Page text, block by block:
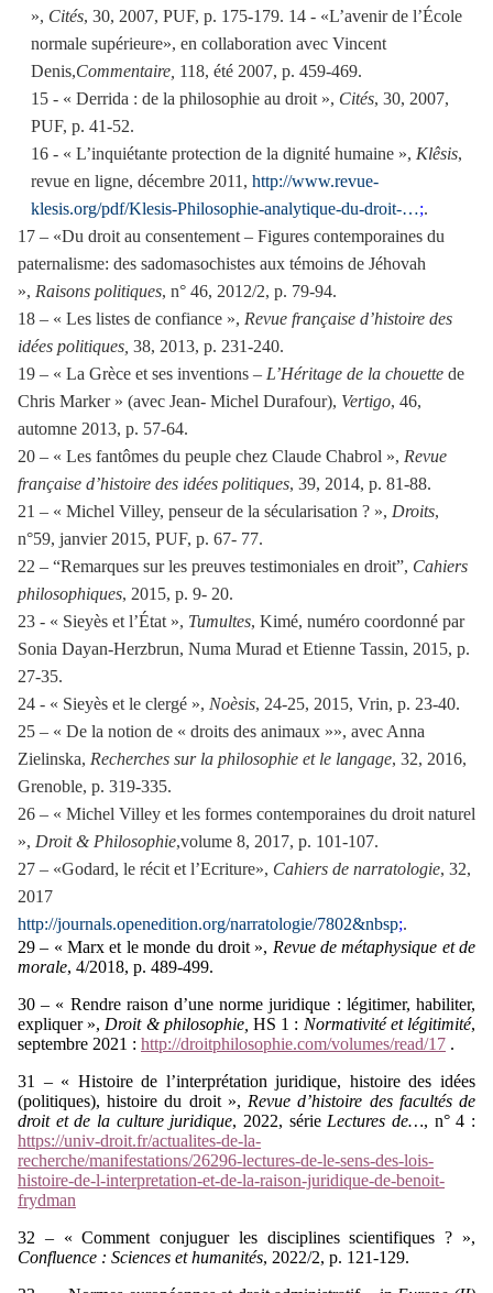
», Cités, 30, 2007, PUF, p. 175-179. 14 - «L’avenir de l’École
normale supérieure», en collaboration avec Vincent
Denis,Commentaire, 118, été 2007, p. 459-469.
15 - « Derrida : de la philosophie au droit », Cités, 30, 2007,
PUF, p. 41-52.
16 - « L’inquiétante protection de la dignité humaine », Klêsis,
revue en ligne, décembre 2011, http://www.revue-
klesis.org/pdf/Klesis-Philosophie-analytique-du-droit-…;.
17 – «Du droit au consentement – Figures contemporaines du
paternalisme: des sadomasochistes aux témoins de Jéhovah
», Raisons politiques, n° 46, 2012/2, p. 79-94.
18 – « Les listes de confiance », Revue française d’histoire des
idées politiques, 38, 2013, p. 231-240.
19 – « La Grèce et ses inventions – L’Héritage de la chouette de
Chris Marker » (avec Jean- Michel Durafour), Vertigo, 46,
automne 2013, p. 57-64.
20 – « Les fantômes du peuple chez Claude Chabrol », Revue
française d’histoire des idées politiques, 39, 2014, p. 81-88.
21 – « Michel Villey, penseur de la sécularisation ? », Droits,
n°59, janvier 2015, PUF, p. 67- 77.
22 – “Remarques sur les preuves testimoniales en droit”, Cahiers
philosophiques, 2015, p. 9- 20.
23 - « Sieyès et l’État », Tumultes, Kimé, numéro coordonné par
Sonia Dayan-Herzbrun, Numa Murad et Etienne Tassin, 2015, p.
27-35.
24 - « Sieyès et le clergé », Noèsis, 24-25, 2015, Vrin, p. 23-40.
25 – « De la notion de « droits des animaux »», avec Anna
Zielinska, Recherches sur la philosophie et le langage, 32, 2016,
Grenoble, p. 319-335.
26 – « Michel Villey et les formes contemporaines du droit naturel
», Droit & Philosophie,volume 8, 2017, p. 101-107.
27 – «Godard, le récit et l’Ecriture», Cahiers de narratologie, 32,
2017
http://journals.openedition.org/narratologie/7802&nbsp;.
29 – « Marx et le monde du droit », Revue de métaphysique et de
morale, 4/2018, p. 489-499.
30 – « Rendre raison d’une norme juridique : légitimer, habiliter,
expliquer », Droit & philosophie,HS 1 : Normativité et légitimité,
septembre 2021 : http://droitphilosophie.com/volumes/read/17 .
31 – « Histoire de l’interprétation juridique, histoire des idées
(politiques), histoire du droit », Revue d’histoire des facultés de
droit et de la culture juridique, 2022, série Lectures de…, n° 4 :
https://univ-droit.fr/actualites-de-la-
recherche/manifestations/26296-lectures-de-le-sens-des-lois-
histoire-de-l-interpretation-et-de-la-raison-juridique-de-benoit-
frydman
32 – « Comment conjuguer les disciplines scientifiques ? »,
Confluence : Sciences et humanités, 2022/2, p. 121-129.